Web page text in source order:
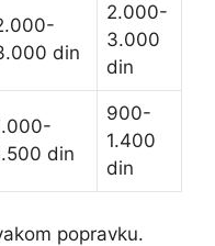
din
2.000-
3.000
din
din
900-
1.400
din
popravku.